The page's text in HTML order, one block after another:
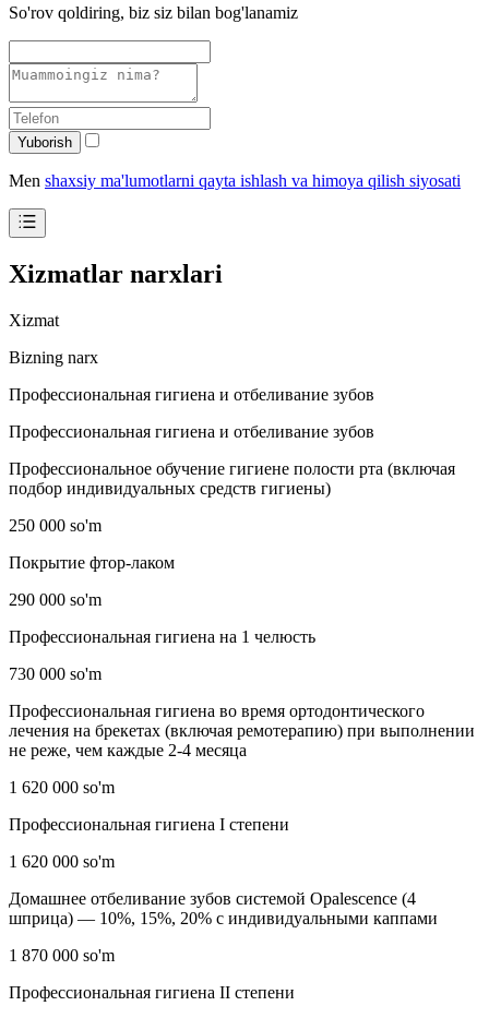
So'rov qoldiring, biz siz bilan bog'lanamiz
Yuborish
Men shaxsiy ma'lumotlarni qayta ishlash va himoya qilish siyosati
Xizmatlar narxlari
Xizmat
Bizning narx
Профессиональная гигиена и отбеливание зубов
Профессиональная гигиена и отбеливание зубов
Профессиональное обучение гигиене полости рта (включая
подбор индивидуальных средств гигиены)
250 000 so'm
Покрытие фтор-лаком
290 000 so'm
Профессиональная гигиена на 1 челюсть
730 000 so'm
Профессиональная гигиена во время ортодонтического
лечения на брекетах (включая ремотерапию) при выполнении
не реже, чем каждые 2-4 месяца
1 620 000 so'm
Профессиональная гигиена I степени
1 620 000 so'm
Домашнее отбеливание зубов системой Opalescencе (4
шприца) — 10%, 15%, 20% с индивидуальными каппами
1 870 000 so'm
Профессиональная гигиена II степени